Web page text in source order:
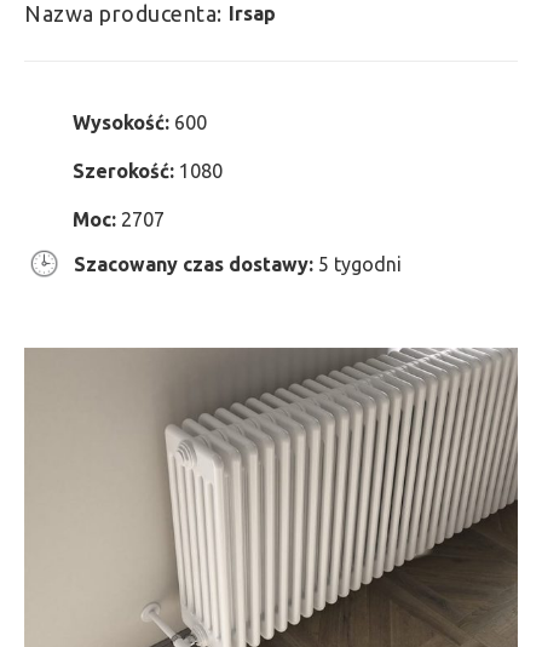
Nazwa producenta: Irsap
Wysokość: 600
Szerokość: 1080
Moc: 2707
Szacowany czas dostawy: 5 tygodni